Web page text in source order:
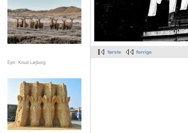
Ejer: Knud Løjborg
første forrige